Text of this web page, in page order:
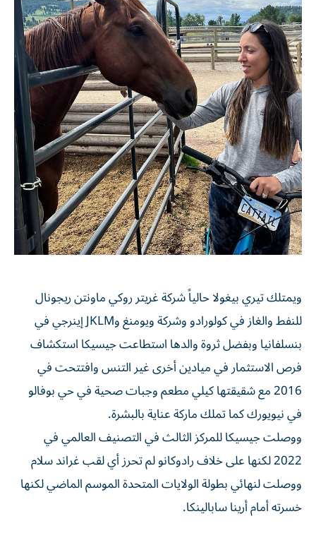
ويمتلك تيري بيغولا حالياً شركة غريتر روكي ماونتن ريجونال
للنفط والغاز في كولورادو وشركة ويومنغ وJKLM إينرجي في
بنسلفانيا وبفضل ثروة والدها استطاعت جيسيكا استكشاف
فرص الاستثمار في ميادين أخرى غير التنس وافتتحت في
2016 مع شقيقتها كيلي مطعم وجبات صحية في حي بوفالو
في نيويورك كما تملك ماركة عناية بالبشرة.
ووصلت جيسيكا للمركز الثالث في التصنيف العالمي في
2022 لكنها على خلاف رادوكانو لم تحرز أي لقب غراند سلام
ووصلت لنهائي بطولة الولايات المتحدة الموسم الماضي لكنها
خسرته أمام أرينا سابالينكا.